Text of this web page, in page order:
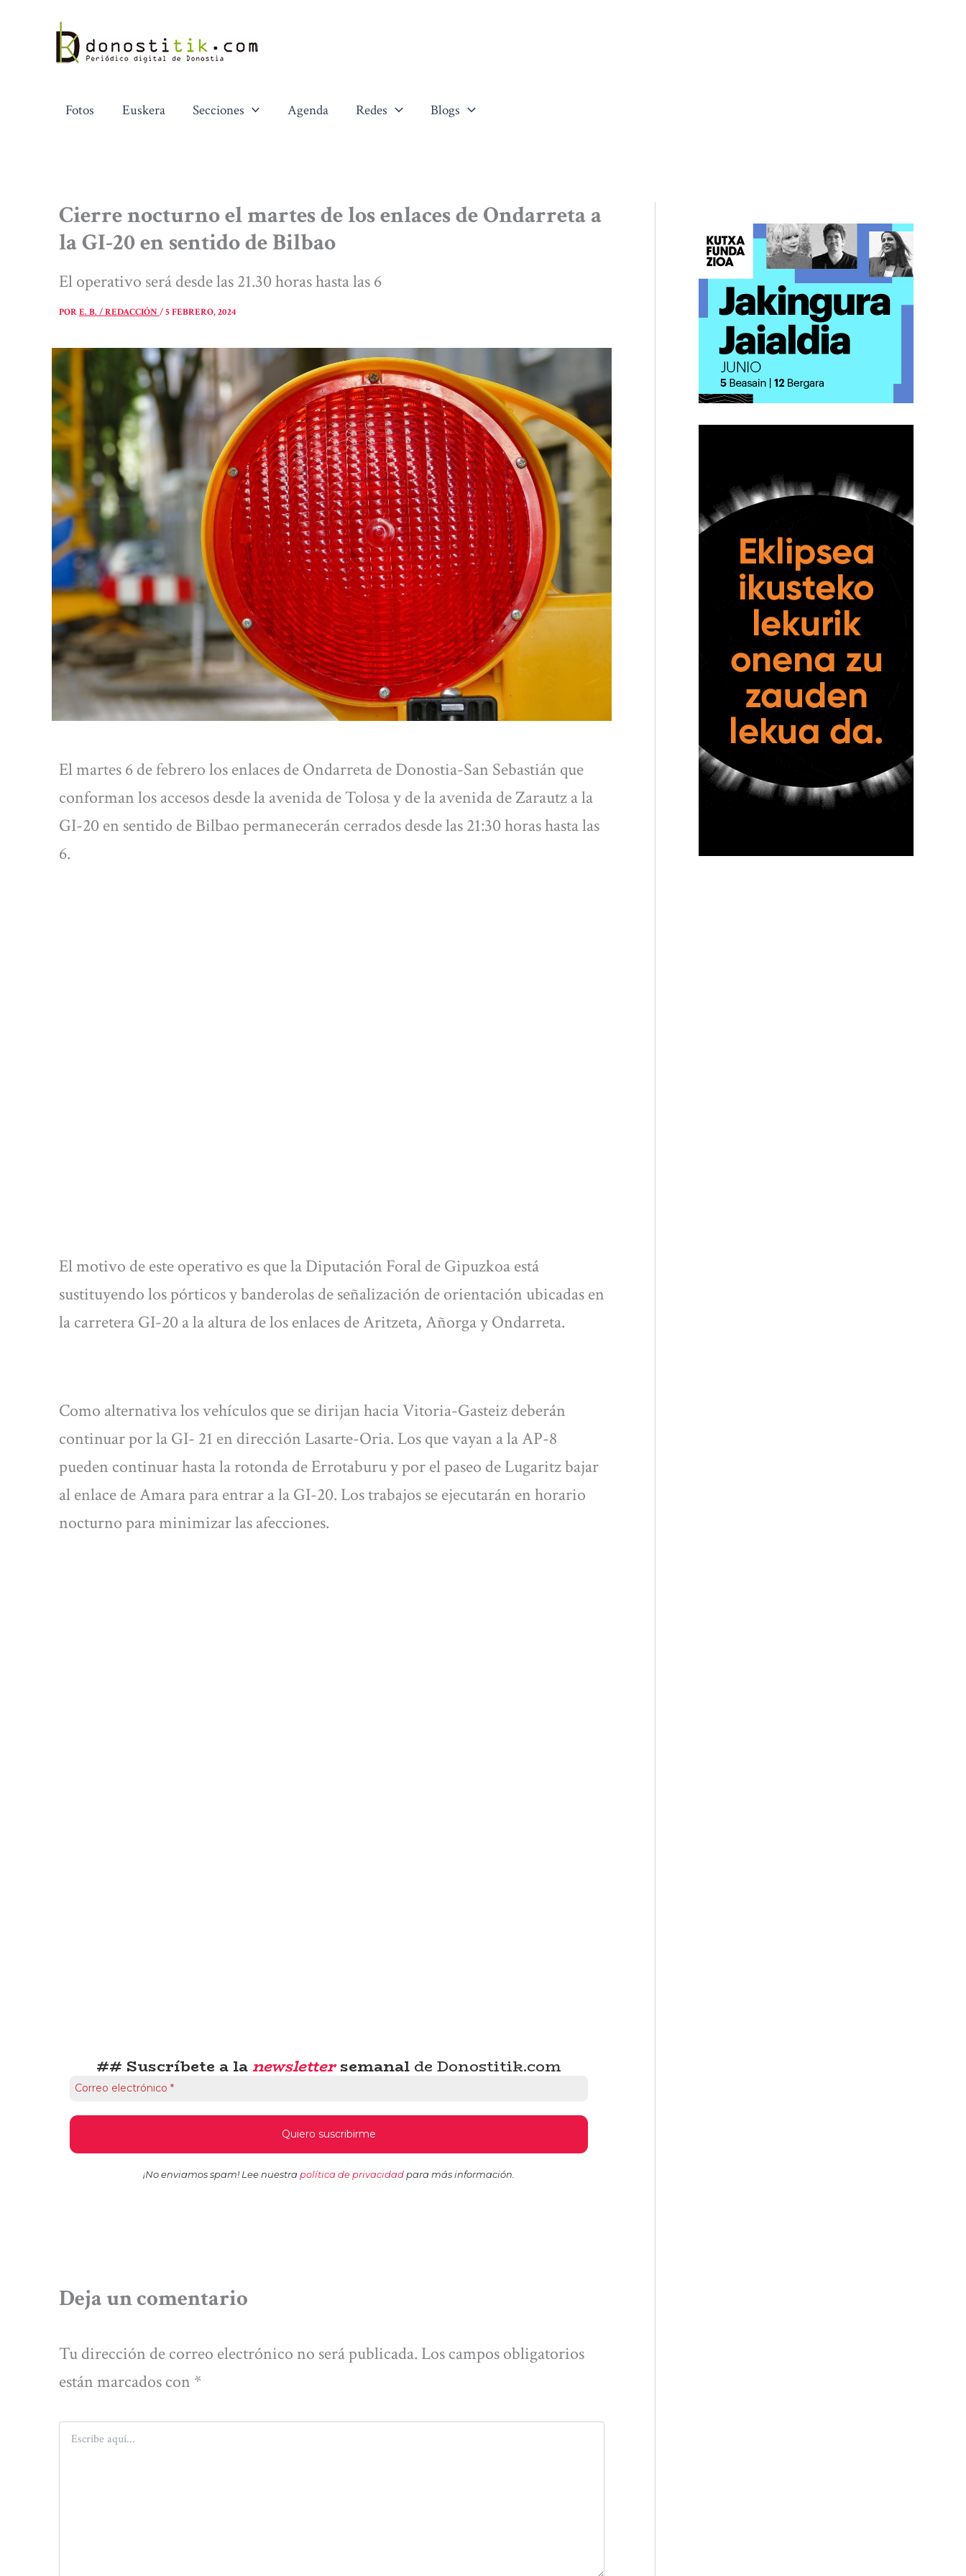
contenido
Fotos Euskera Secciones Agenda Redes Blogs
Cierre nocturno el martes de los enlaces de Ondarreta a
la GI-20 en sentido de Bilbao
El operativo será desde las 21.30 horas hasta las 6
PORE. B. / REDACCIÓN/5 FEBRERO, 2024
El martes 6 de febrero los enlaces de Ondarreta de Donostia-San Sebastián que
conforman los accesos desde la avenida de Tolosa y de la avenida de Zarautz a la
GI-20 en sentido de Bilbao permanecerán cerrados desde las 21:30 horas hasta las
6.
El motivo de este operativo es que la Diputación Foral de Gipuzkoa está
sustituyendo los pórticos y banderolas de señalización de orientación ubicadas en
la carretera GI-20 a la altura de los enlaces de Aritzeta, Añorga y Ondarreta.
Como alternativa los vehículos que se dirijan hacia Vitoria-Gasteiz deberán
continuar por la GI- 21 en dirección Lasarte-Oria. Los que vayan a la AP-8
pueden continuar hasta la rotonda de Errotaburu y por el paseo de Lugaritz bajar
al enlace de Amara para entrar a la GI-20. Los trabajos se ejecutarán en horario
nocturno para minimizar las afecciones.
## Suscríbete a lanewslettersemanal de Donostitik.com
¡No enviamos spam! Lee nuestra política de privacidad para más información.
Deja un comentario
Tu dirección de correo electrónico no será publicada. Los campos obligatorios
están marcados con *
Escribe
aquí...